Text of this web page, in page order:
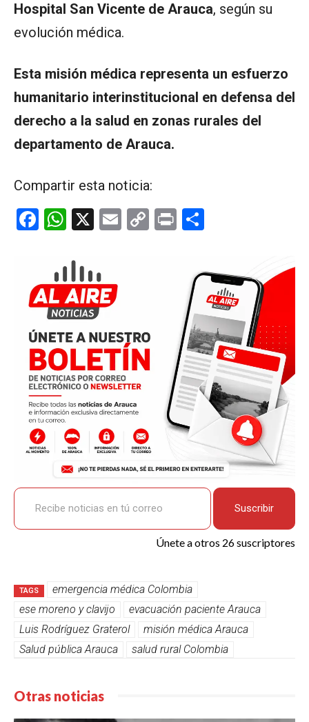
Hospital San Vicente de Arauca, según su
evolución médica.
Esta misión médica representa un esfuerzo
humanitario interinstitucional en defensa del
derecho a la salud en zonas rurales del
departamento de Arauca.
Compartir esta noticia:
F
b
o
o
k
W
at
s
A
p
p
X
E
C
k
Pr
p
ar
tir
Recibe noticias en tú correo
Suscribir
Únete a otros 26 suscriptores
TAGS
emergencia médica Colombia
ese moreno y clavijo
evacuación paciente Arauca
Luis Rodríguez Graterol
misión médica Arauca
Salud pública Arauca
salud rural Colombia
Otras noticias